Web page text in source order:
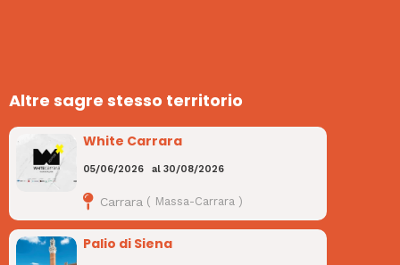
Altre sagre stesso territorio
White Carrara
05/06/2026 al30/08/2026
Carrara ( Massa-Carrara )
Palio di Siena